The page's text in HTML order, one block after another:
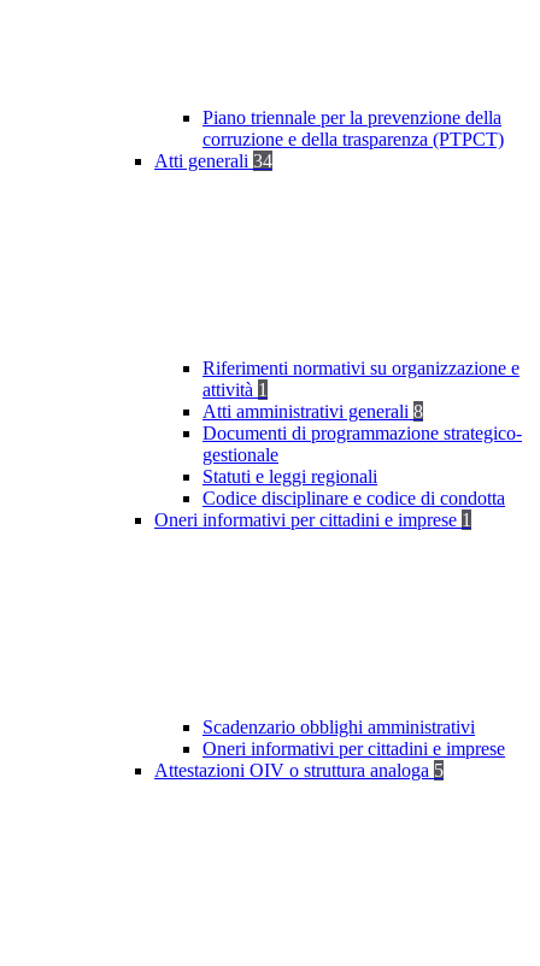
Piano triennale per la prevenzione della
corruzione e della trasparenza (PTPCT)
Atti generali 34
Riferimenti normativi su organizzazione e
attività 1
Atti amministrativi generali 8
Documenti di programmazione strategico-
gestionale
Statuti e leggi regionali
Codice disciplinare e codice di condotta
Oneri informativi per cittadini e imprese 1
Scadenzario obblighi amministrativi
Oneri informativi per cittadini e imprese
Attestazioni OIV o struttura analoga 5